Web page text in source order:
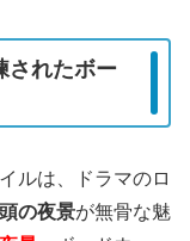
されたボー
ルは、ドラマのロ
の夜景が無骨な魅